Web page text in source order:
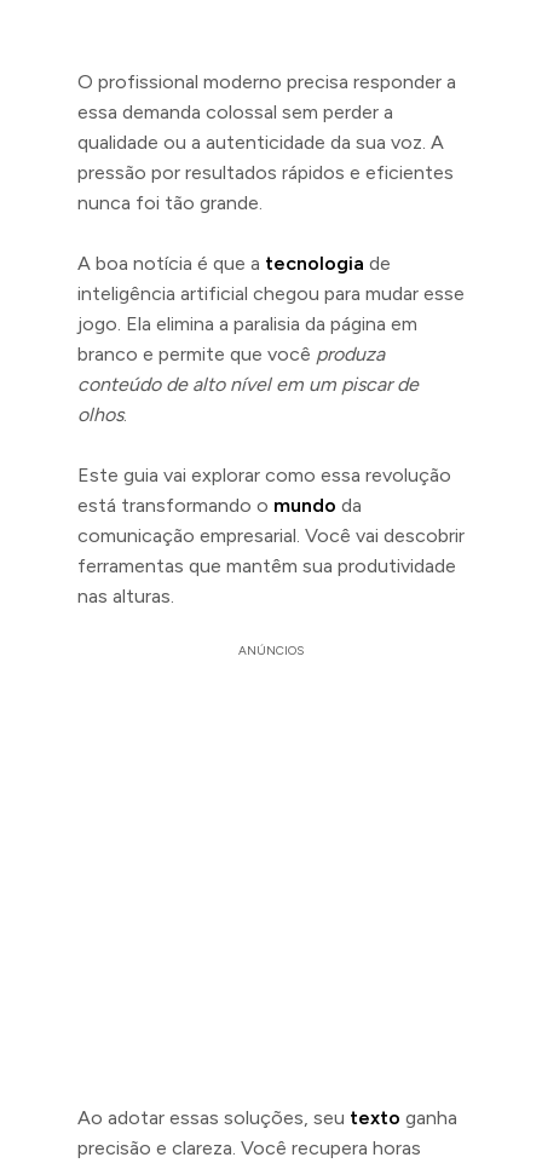
O profissional moderno precisa responder a
essa demanda colossal sem perder a
qualidade ou a autenticidade da sua voz. A
pressão por resultados rápidos e eficientes
nunca foi tão grande.
A boa notícia é que a tecnologia de
inteligência artificial chegou para mudar esse
jogo. Ela elimina a paralisia da página em
branco e permite que você produza
conteúdo de alto nível em um piscar de
olhos.
Este guia vai explorar como essa revolução
está transformando o mundo da
comunicação empresarial. Você vai descobrir
ferramentas que mantêm sua produtividade
nas alturas.
ANÚNCIOS
Ao adotar essas soluções, seu texto ganha
precisão e clareza. Você recupera horas